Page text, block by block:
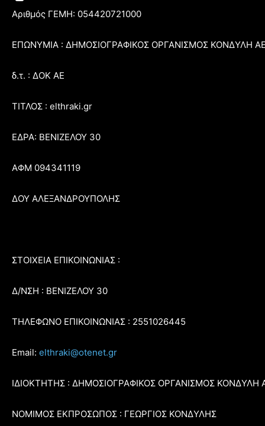
Αριθμός ΓΕΜΗ: 054420721000
ΕΠΩΝΥΜΙΑ : ΔΗΜΟΣΙΟΓΡΑΦΙΚΟΣ ΟΡΓΑΝΙΣΜΟΣ ΚΟΝΔΥΛΗ
δ.τ. : ΔΟΚ ΑΕ
ΤΙΤΛΟΣ : elthraki.gr
ΕΔΡΑ: ΒΕΝΙΖΕΛΟΥ 30
ΑΦΜ 094341119
ΔΟΥ ΑΛΕΞΑΝΔΡΟΥΠΟΛΗΣ
ΣΤΟΙΧΕΙΑ ΕΠΙΚΟΙΝΩΝΙΑΣ :
Δ/ΝΣΗ : ΒΕΝΙΖΕΛΟΥ 30
ΤΗΛΕΦΩΝΟ ΕΠΙΚΟΙΝΩΝΙΑΣ : 2551026445
Email: elthraki@otenet.gr
ΙΔΙΟΚΤΗΤΗΣ : ΔΗΜΟΣΙΟΓΡΑΦΙΚΟΣ ΟΡΓΑΝΙΣΜΟΣ ΚΟΝΔΥΛΗ
ΝΟΜΙΜΟΣ ΕΚΠΡΟΣΩΠΟΣ : ΓΕΩΡΓΙΟΣ ΚΟΝΔΥΛΗΣ